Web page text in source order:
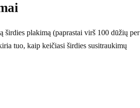
širdies plakimą (paprastai virš 100 dūžių per
tuo, kaip keičiasi širdies susitraukimų